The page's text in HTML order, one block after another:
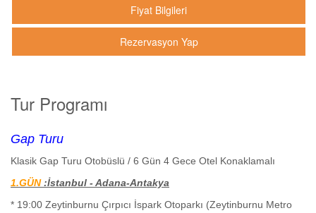
Fiyat Bilgileri
Rezervasyon Yap
Tur Programı
Gap Turu
Klasik Gap Turu Otobüslü / 6 Gün 4 Gece Otel Konaklamalı
1.GÜN :İstanbul - Adana-Antakya
* 19:00 Zeytinburnu Çırpıcı İspark Otoparkı (Zeytinburnu Metro